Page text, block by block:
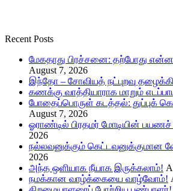
Recent Posts
மேகதாது பிரச்சனை: தற்போது
August 7, 2026
இந்தோ – சோவியத் நட்புறவு
கணக்கு வாத்தியாராக மாறும்
போதைப்பொருள் கடத்தல்: துப்புக்
August 7, 2026
ஓராண்டில் பிரதமர் மோடியின் பயணச்
2026
நல்லவனுக்கும் கெட்டவனுக்குமான
2026
அந்த ஒளியாக நீயாக இருக்கலாம்!
நமக்கான வாழ்க்கையை வாழ்வோம்!